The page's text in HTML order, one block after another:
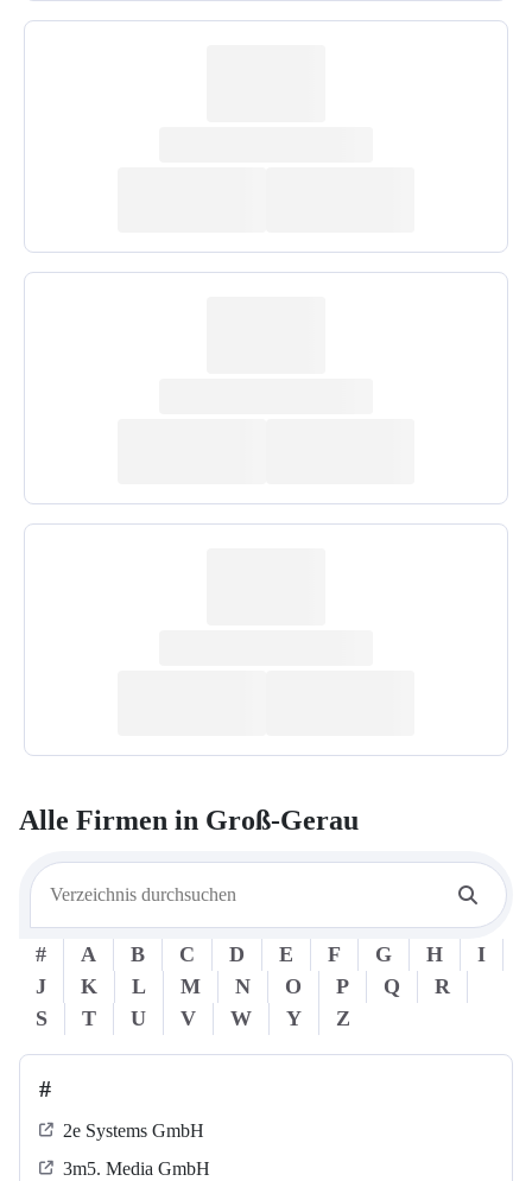
Alle Firmen in Groß-Gerau
# A B C D E F G H
I
J
K L M N O P Q
R
S
T U V W Y Z
#
2e Systems GmbH
3m5. Media GmbH